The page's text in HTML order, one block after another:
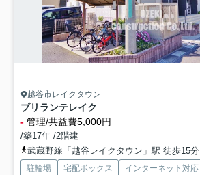
越谷市レイクタウン
ブリランテレイク
- 管理/共益費5,000円
/築17年 /2階建
武蔵野線「越谷レイクタウン」駅 徒歩15分
駐輪場 宅配ボックス インターネット対応